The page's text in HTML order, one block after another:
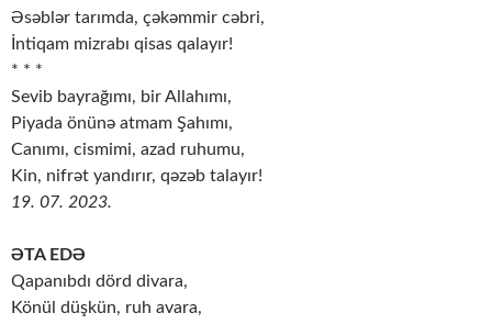
Əsəblər tarımda, çəkəmmir cəbri,
İntiqam mizrabı qisas qalayır!
* * *
Sevib bayrağımı, bir Allahımı,
Piyada önünə atmam Şahımı,
Canımı, cismimi, azad ruhumu,
Kin, nifrət yandırır, qəzəb talayır!
19. 07. 2023.
ƏTA EDƏ
Qapanıbdı dörd divara,
Könül düşkün, ruh avara,